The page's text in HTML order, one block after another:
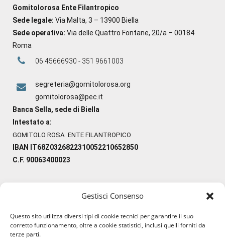
Gestisci Consenso
Questo sito utilizza diversi tipi di cookie tecnici per garantire il suo
corretto funzionamento, oltre a cookie statistici, inclusi quelli forniti da
terze parti.
Gomitolorosa Ente Filantropico
Sede legale: Via Malta, 3 – 13900 Biella
Sede operativa: Via delle Quattro Fontane, 20/a – 00184
Roma
06 45666930 - 351 9661003
segreteria@gomitolorosa.org
gomitolorosa@pec.it
Banca Sella, sede di Biella
Intestato a:
GOMITOLO ROSA ENTE FILANTROPICO
IBAN IT68Z0326822310052210652850
C.F. 90063400023
#lanaterapia